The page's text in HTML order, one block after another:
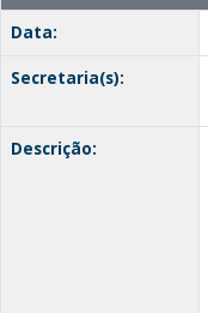
Data:
Secretaria(s):
Descrição: